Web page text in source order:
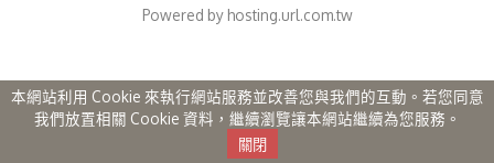
Powered by hosting.url.com.tw
本網站利用 Cookie 來執行網站服務並改善您與我們的互動。若您同意
我們放置相關 Cookie 資料，繼續瀏覽讓本網站繼續為您服務。